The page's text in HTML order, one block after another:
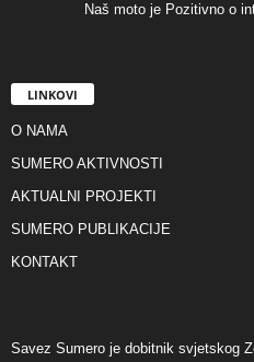
Naš moto je Pozitivno o
LINKOVI
O NAMA
SUMERO AKTIVNOSTI
AKTUALNI PROJEKTI
SUMERO PUBLIKACIJE
KONTAKT
Savez Sumero je dobitnik svjetskog